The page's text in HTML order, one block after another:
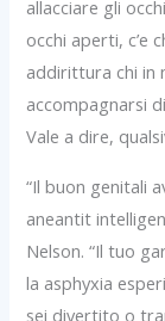
allacciare gli
occhi aperti, c’e
addirittura chi in
accompagnarsi
Vale a dire,
“Il buon genitali
aneantit
Nelson. “Il tuo
la asphyxia
sei divertito o